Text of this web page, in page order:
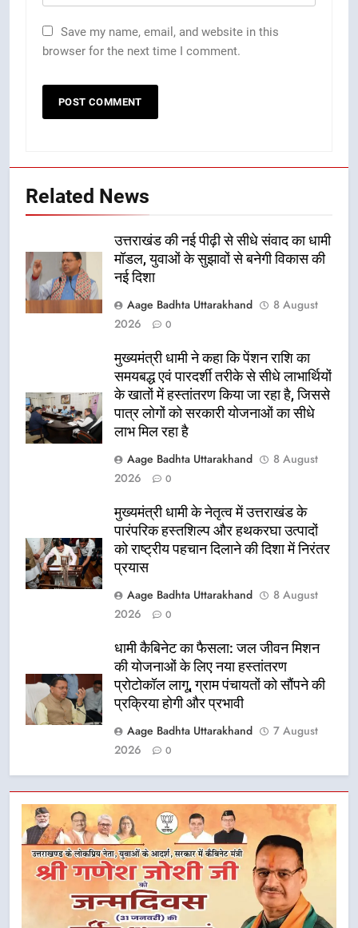
Save my name, email, and website in this
browser for the next time I comment.
Related News
उत्तराखंड की नई पीढ़ी से सीधे संवाद का धामी
मॉडल, युवाओं के सुझावों से बनेगी विकास की
नई दिशा
Aage Badhta Uttarakhand
8 August
2026
0
मुख्यमंत्री धामी ने कहा कि पेंशन राशि का
समयबद्ध एवं पारदर्शी तरीके से सीधे लाभार्थियों
के खातों में हस्तांतरण किया जा रहा है, जिससे
पात्र लोगों को सरकारी योजनाओं का सीधे
लाभ मिल रहा है
Aage Badhta Uttarakhand
8 August
2026
0
मुख्यमंत्री धामी के नेतृत्व में उत्तराखंड के
पारंपरिक हस्तशिल्प और हथकरघा उत्पादों
को राष्ट्रीय पहचान दिलाने की दिशा में निरंतर
प्रयास
Aage Badhta Uttarakhand
8 August
2026
0
धामी कैबिनेट का फैसला: जल जीवन मिशन
की योजनाओं के लिए नया हस्तांतरण
प्रोटोकॉल लागू, ग्राम पंचायतों को सौंपने की
प्रक्रिया होगी और प्रभावी
Aage Badhta Uttarakhand
7 August
2026
0